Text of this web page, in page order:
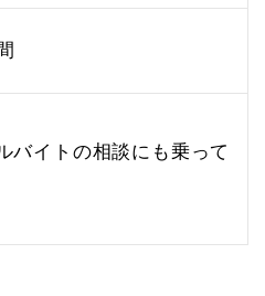
バイトの相談にも乗って